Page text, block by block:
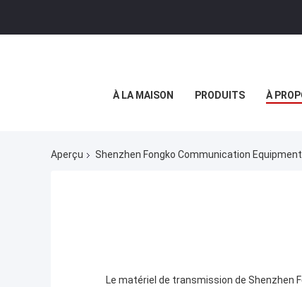
À LA MAISON PRODUITS À
Aperçu Shenzhen Fongko Communication
Le matériel de transmission de Shenzhen